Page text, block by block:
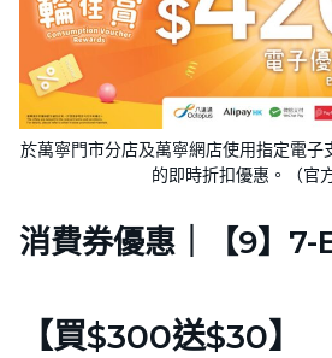
於萬寧門市分店及萬寧網店使用指定電
的即時折扣優惠。（官
消費券優惠｜【9】
【買$300送$30】